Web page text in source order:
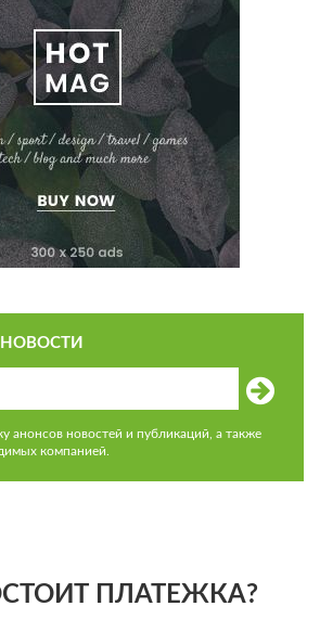
анонсов новостей и публикаций, а также
компанией.
ПЛАТЕЖКА?